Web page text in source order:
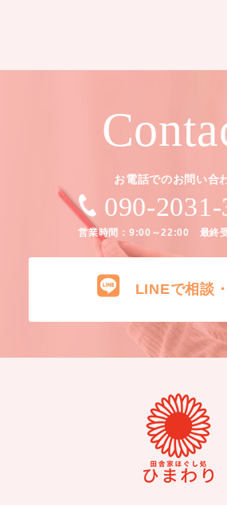
お電話でのお問い合
090-2031-
営業時間：9:00～22:00 最終
LINEで相談